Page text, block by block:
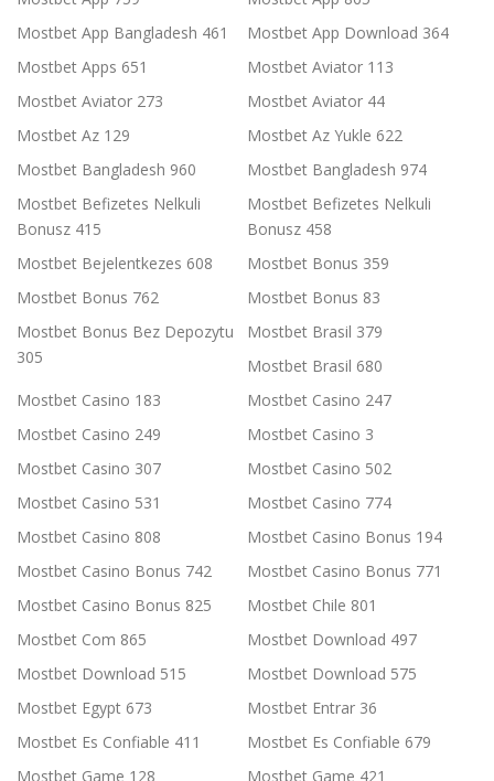
Mostbet App Bangladesh 461
Mostbet App Download 364
Mostbet Apps 651
Mostbet Aviator 113
Mostbet Aviator 273
Mostbet Aviator 44
Mostbet Az 129
Mostbet Az Yukle 622
Mostbet Bangladesh 960
Mostbet Bangladesh 974
Mostbet Befizetes Nelkuli
Bonusz 415
Mostbet Befizetes Nelkuli
Bonusz 458
Mostbet Bejelentkezes 608
Mostbet Bonus 359
Mostbet Bonus 762
Mostbet Bonus 83
Mostbet Bonus Bez Depozytu
305
Mostbet Brasil 379
Mostbet Brasil 680
Mostbet Casino 183
Mostbet Casino 247
Mostbet Casino 249
Mostbet Casino 3
Mostbet Casino 307
Mostbet Casino 502
Mostbet Casino 531
Mostbet Casino 774
Mostbet Casino 808
Mostbet Casino Bonus 194
Mostbet Casino Bonus 742
Mostbet Casino Bonus 771
Mostbet Casino Bonus 825
Mostbet Chile 801
Mostbet Com 865
Mostbet Download 497
Mostbet Download 515
Mostbet Download 575
Mostbet Egypt 673
Mostbet Entrar 36
Mostbet Es Confiable 411
Mostbet Es Confiable 679
Mostbet Game 128
Mostbet Game 421